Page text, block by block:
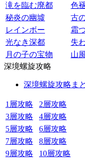
滝を臨む廃都
色
秘炎の幽墟
古
レインボー
霜
光なき深都
失
月の子の宝物
山
深境螺旋攻略
深境螺旋攻略ま
1層攻略
2層攻略
3層攻略
4層攻略
5層攻略
6層攻略
7層攻略
8層攻略
9層攻略
10層攻略